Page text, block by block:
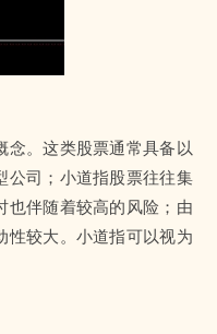
。这类股票通常具备以
公司；小道指股票往往集
也伴随着较高的风险；由
性较大。小道指可以视为